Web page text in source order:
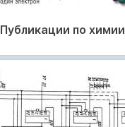
Публикации по химии